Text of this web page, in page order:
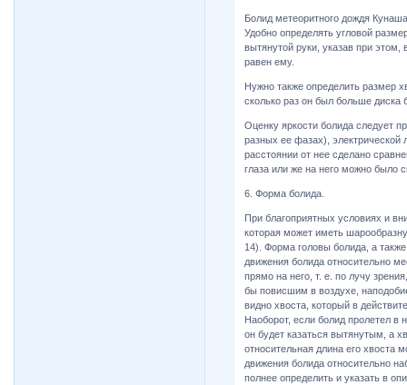
Болид метеоритного дождя
Удобно определять угловой
вытянутой руки, указав при
равен ему.
Нужно также определить размер
сколько раз он был больше диска
Оценку яркости болида следует
разных ее фазах),
расстоянии от нее сделано
глаза или же на него можно было
6. Форма болида.
При благоприятных условиях и
которая может иметь
14). Форма головы болида, а
движения болида относительно
прямо на него, т. е. по лучу
бы повисшим в воздухе,
видно хвоста, который в
Наоборот, если болид пролетел в
он будет казаться вытянутым, а
относительная длина его хвоста
движения болида относительно
полнее определить и указать в